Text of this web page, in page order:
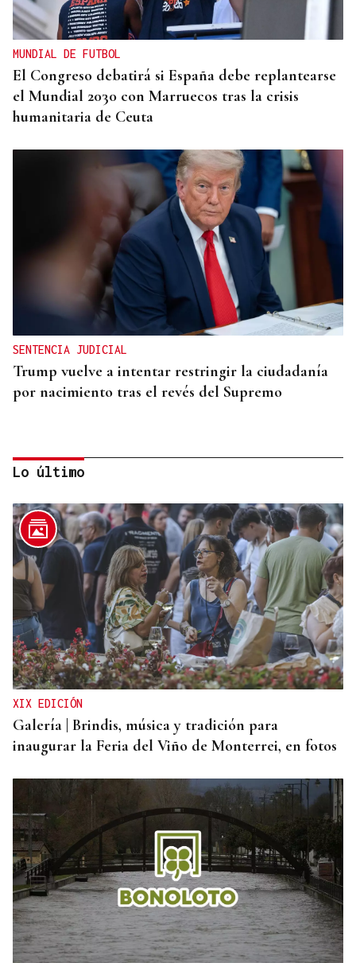
MUNDIAL DE FUTBOL
El Congreso debatirá si España debe replantearse
el Mundial 2030 con Marruecos tras la crisis
humanitaria de Ceuta
SENTENCIA JUDICIAL
Trump vuelve a intentar restringir la ciudadanía
por nacimiento tras el revés del Supremo
RELACIONES DIPLOMÁTICAS
Chile y Venezuela retoman sus relaciones
consulares tras dos años de ruptura
Lo último
XIX EDICIÓN
Galería | Brindis, música y tradición para
inaugurar la Feria del Viño de Monterrei, en fotos